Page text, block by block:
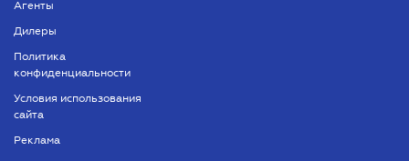
Агенты
Дилеры
Политика
конфиденциальности
Условия использования
сайта
Реклама